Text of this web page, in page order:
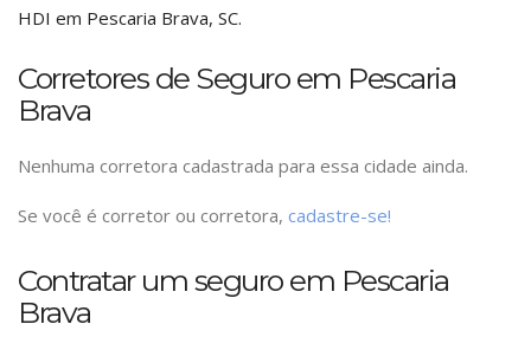
HDI em Pescaria Brava, SC.
Corretores de Seguro em Pescaria
Brava
Nenhuma corretora cadastrada para essa cidade ainda.
Se você é corretor ou corretora, cadastre-se!
Contratar um seguro em Pescaria
Brava